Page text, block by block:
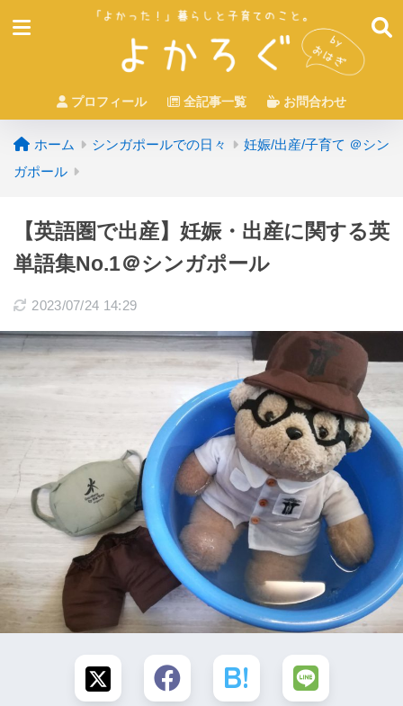
プロフィール 全記事一覧 お問合わせ
ホーム シンガポールでの日々
妊娠/出産/子育て ＠シン
ガポール
【英語圏で出産】妊娠・出産に関する英
単語集No.1＠シンガポール
2023/07/24 14:29